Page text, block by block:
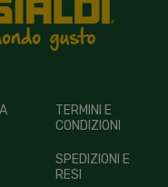
TERMINI E
CONDIZIONI
SPEDIZIONI E
RESI